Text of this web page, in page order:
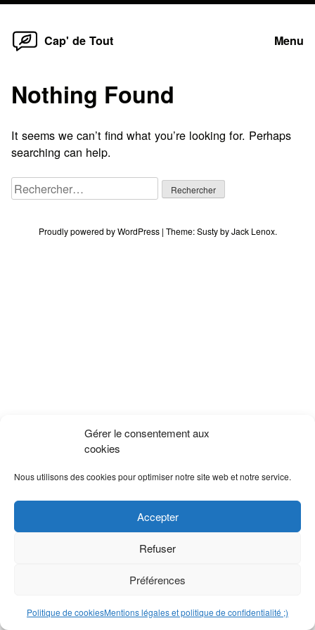
Gérer le consentement aux
cookies
Nous utilisons des cookies pour optimiser notre site web et notre service.
Accepter
Refuser
Préférences
Politique de cookiesMentions légales et politique de confidentialité ;)
Skip
Cap' de Tout Menu
Nothing Found
It seems we can’t find what you’re looking for. Perhaps
searching can help.
Rechercher :
Proudly powered by WordPress | Theme:SustybyJack Lenox.